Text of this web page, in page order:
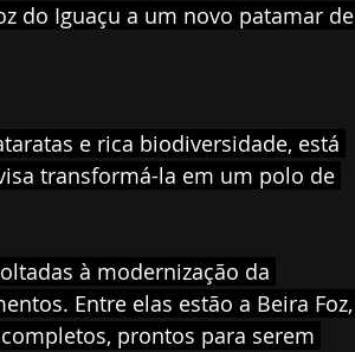
do Iguaçu a um novo patamar de
e rica biodiversidade, está
transformá-la em um polo de
à modernização da
Entre elas estão a Beira Foz,
prontos para serem